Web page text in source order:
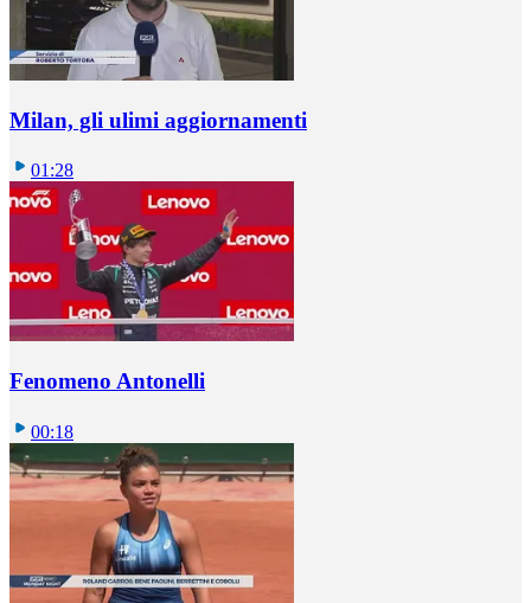
Milan, gli ulimi aggiornamenti
01:28
Fenomeno Antonelli
00:18